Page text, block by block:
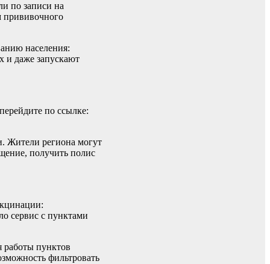
по записи на
прививочного
населения:
и даже запускают
по ссылке:
Жители региона могут
получить полис
сервис с пунктами
работы пунктов
фильтровать